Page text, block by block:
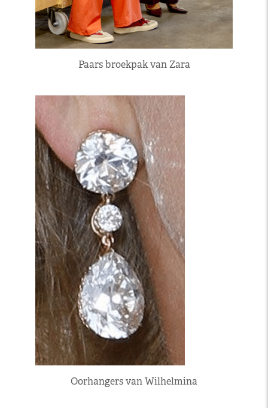
Paars broekpak van Zara
Oorhangers van Wilhelmina